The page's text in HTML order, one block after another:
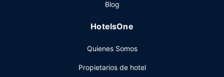
días, donde podrás conocer a otros huéspedes mientras
el bar o lounge. Se ofrece un desayuno bufé gratuito.
negocios y tintorería a tu disposición. Hay un
Blog
HotelsOne
Quienes Somos
Propietarios de hotel